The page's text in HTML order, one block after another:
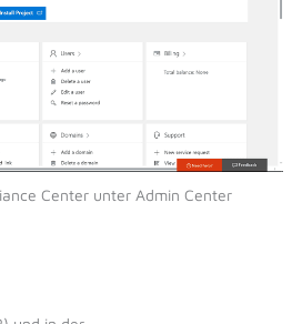
Center unter Admin Center